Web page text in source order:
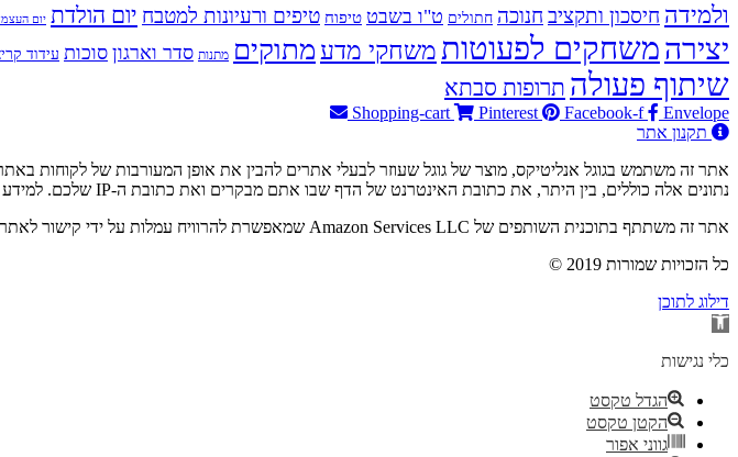
ולמידה חיסכון ותקציב חנוכה חתולים ט"ו בשבט טיפוח טיפים ורעיונות למטבח יום הולדת יום
יצירהמשחקים לפעוטות משחקי מדע מתוקים מתנות סדר וארגון סוכות עידוד
שיתוף פעולה תרופות סבתא
Shopping-cart Pinterest Facebook-f
Envelope
תקנון אתר
נתונים אלה כוללים, בין היתר, את כתובת האינטרנט של הדף שבו אתם מבקרים ואת כתובת ה-IP שלכם. למידע מלא על מדיניות הפרטיות
אתר זה משתתף בתוכנית השותפים של Amazon Services LLC שמאפשרת להרוויח עמלות על ידי קישור לאתר Amazon.com. כלומר – באם תבוצע רכישה ב-Amazon.com דרך הקישור האתר יזוכה בעמלה.
© 2019 כל הזכויות שמורות
דילוג לתוכן
פתח
נגישות
כלי נגישות
הגדל טקסט
הקטן טקסט
גווני אפור